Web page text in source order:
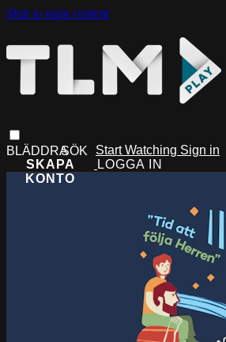
Skip to main content
Start Watching Sign in